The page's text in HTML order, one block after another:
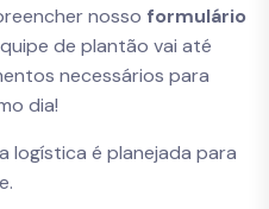
nosso formulário
de plantão vai até
necessários para
dia!
logística é planejada para